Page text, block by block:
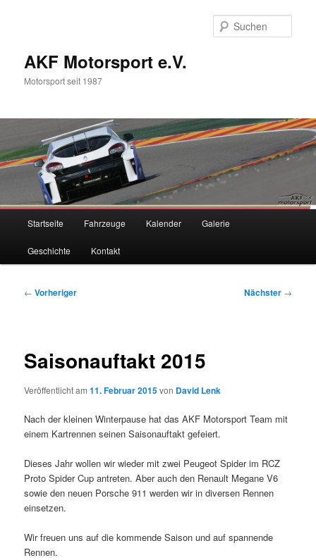
AKF Motorsport e.V.
Motorsport seit 1987
Startseite Fahrzeuge Kalender Galerie
Geschichte Kontakt
Beitragsnavigation
← Vorheriger Nächster →
Saisonauftakt 2015
Veröffentlicht am11. Februar 2015von David Lenk
Nach der kleinen Winterpause hat das AKF Motorsport Team mit
einem Kartrennen seinen Saisonauftakt gefeiert.
Dieses Jahr wollen wir wieder mit zwei Peugeot Spider im RCZ
Proto Spider Cup antreten. Aber auch den Renault Megane V6
sowie den neuen Porsche 911 werden wir in diversen Rennen
einsetzen.
Wir freuen uns auf die kommende Saison und auf spannende
Rennen.